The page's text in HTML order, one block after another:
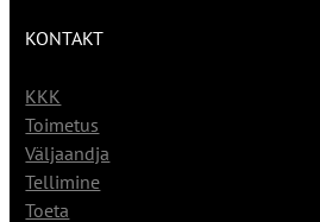
KONTAKT
KKK
Toimetus
Väljaandja
Tellimine
Toeta